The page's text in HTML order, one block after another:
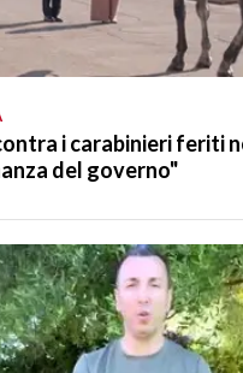
i carabinieri feriti
del governo"